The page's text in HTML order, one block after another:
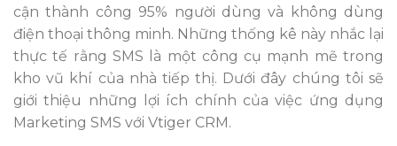
cận thành công 95% người dùng và không dùng
điện thoại thông minh. Những thống kê này nhắc lại
thực tế rằng SMS là một công cụ mạnh mẽ trong
kho vũ khí của nhà tiếp thị. Dưới đây chúng tôi sẽ
giới thiệu những lợi ích chính của việc ứng dụng
Marketing SMS với Vtiger CRM.